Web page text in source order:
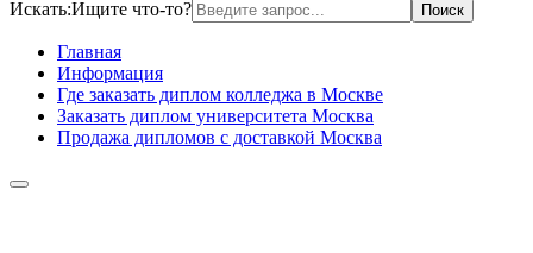
Искать:Ищите что-то?
Главная
Информация
Где заказать диплом колледжа в Москве
Заказать диплом университета Москва
Продажа дипломов с доставкой Москва